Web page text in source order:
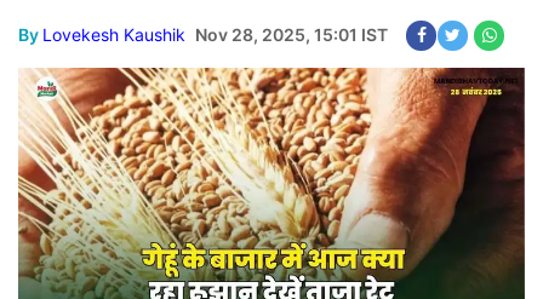
By Lovekesh Kaushik Nov 28, 2025, 15:01 IST